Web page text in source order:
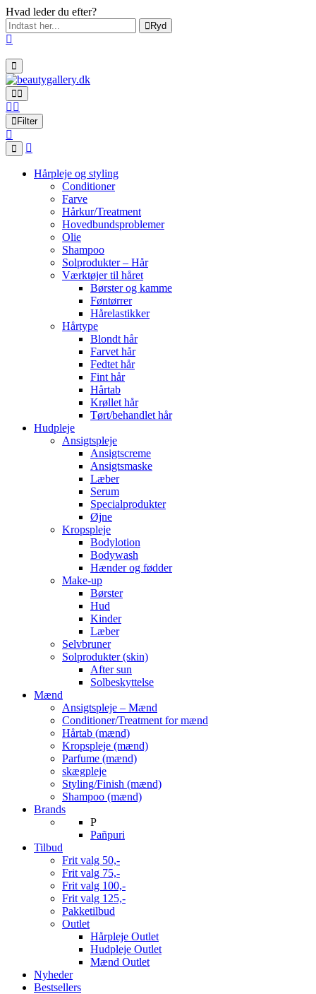
Hvad leder du efter?
Ryd
Filter
Hårpleje og styling
Conditioner
Farve
Hårkur/Treatment
Hovedbundsproblemer
Olie
Shampoo
Solprodukter – Hår
Værktøjer til håret
Børster og kamme
Føntørrer
Hårelastikker
Hårtype
Blondt hår
Farvet hår
Fedtet hår
Fint hår
Hårtab
Krøllet hår
Tørt/behandlet hår
Hudpleje
Ansigtspleje
Ansigtscreme
Ansigtsmaske
Læber
Serum
Specialprodukter
Øjne
Kropspleje
Bodylotion
Bodywash
Hænder og fødder
Make-up
Børster
Hud
Kinder
Læber
Selvbruner
Solprodukter (skin)
After sun
Solbeskyttelse
Mænd
Ansigtspleje – Mænd
Conditioner/Treatment for mænd
Hårtab (mænd)
Kropspleje (mænd)
Parfume (mænd)
skægpleje
Styling/Finish (mænd)
Shampoo (mænd)
Brands
P
Pañpuri
Tilbud
Frit valg 50,-
Frit valg 75,-
Frit valg 100,-
Frit valg 125,-
Pakketilbud
Outlet
Hårpleje Outlet
Hudpleje Outlet
Mænd Outlet
Nyheder
Bestsellers